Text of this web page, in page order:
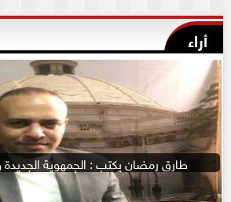
أراء
طارق رمضان يكتب : الجمهوية الجديدة